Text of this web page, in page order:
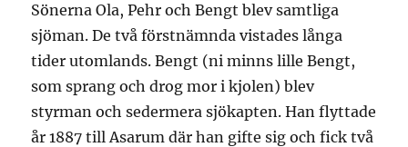
Sönerna Ola, Pehr och Bengt blev samtliga
sjöman. De två förstnämnda vistades långa
tider utomlands. Bengt (ni minns lille Bengt,
som sprang och drog mor i kjolen) blev
styrman och sedermera sjökapten. Han flyttade
år 1887 till Asarum där han gifte sig och fick två